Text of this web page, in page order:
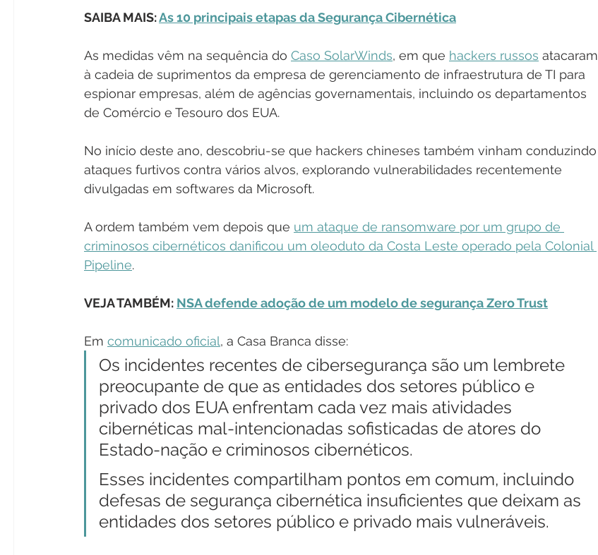
SAIBA MAIS: As 10 principais etapas da Segurança Cibernética
As medidas vêm na sequência do Caso SolarWinds, em que hackers russos atacaram
à cadeia de suprimentos da empresa de gerenciamento de infraestrutura de TI para
espionar empresas, além de agências governamentais, incluindo os departamentos
de Comércio e Tesouro dos EUA.
No início deste ano, descobriu-se que hackers chineses também vinham conduzindo
ataques furtivos contra vários alvos, explorando vulnerabilidades recentemente
divulgadas em softwares da Microsoft.
A ordem também vem depois que um ataque de ransomware por um grupo de
criminosos cibernéticos danificou um oleoduto da Costa Leste operado pela Colonial
Pipeline.
VEJA TAMBÉM: NSA defende adoção de um modelo de segurança Zero Trust
Em comunicado oficial, a Casa Branca disse:
Os incidentes recentes de cibersegurança são um lembrete
preocupante de que as entidades dos setores público e
privado dos EUA enfrentam cada vez mais atividades
cibernéticas mal-intencionadas sofisticadas de atores do
Estado-nação e criminosos cibernéticos.
Esses incidentes compartilham pontos em comum, incluindo
defesas de segurança cibernética insuficientes que deixam as
entidades dos setores público e privado mais vulneráveis.